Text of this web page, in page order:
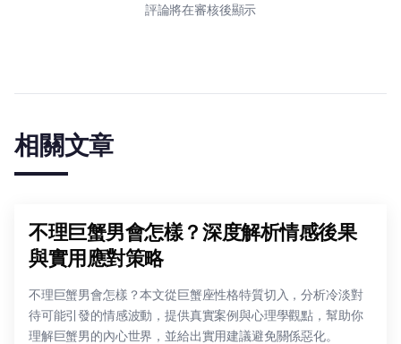
評論將在審核後顯示
相關文章
不理巨蟹男會怎樣？深度解析情感後果
與實用應對策略
不理巨蟹男會怎樣？本文從巨蟹座性格特質切入，分析冷淡對
待可能引發的情感波動，提供真實案例與心理學觀點，幫助你
理解巨蟹男的內心世界，並給出實用建議避免關係惡化。